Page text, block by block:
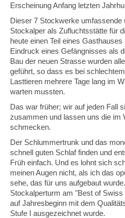
Erscheinung Anfang letzten
Dieser 7 Stockwerke umfassende
Stockalper als Zufluchtsstätte für
heute einen Teil eines
Eindruck eines Gefängnisses als
Bau der neuen Strasse wurden
geführt, so dass es bei
Lasttieren mehrere Tage lang im
warten mussten.
Das war früher; wir auf jeden Fall
zusammen und lassen uns die im
schmecken.
Der Schlummertrunk und das
schnell guten Schlaf finden und
Früh einfach. Und es lohnt sich
meinen Augen nicht, als ich das
sehe, das für uns aufgebaut
Stockalperturm am "Best of
auf Jahresbeginn mit dem
Stufe I ausgezeichnet wurde.